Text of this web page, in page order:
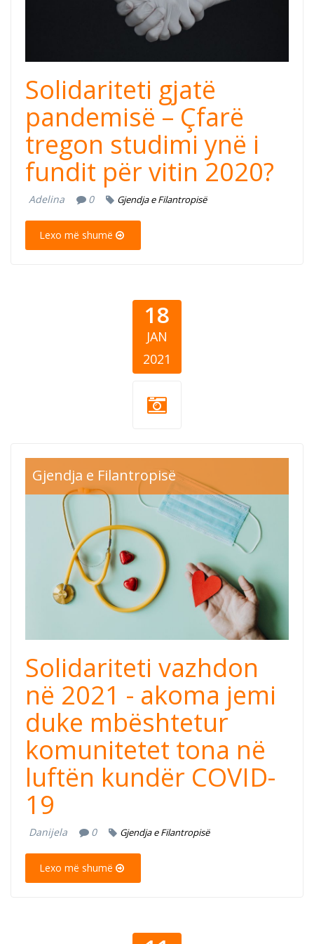
Solidariteti gjatë
pandemisë – Çfarë
tregon studimi ynë i
fundit për vitin 2020?
Adelina 0 Gjendja e Filantropisë
Lexo më shumë
18
JAN
2021
donacija-
koronavirus.jpg
Gjendja e Filantropisë
Solidariteti vazhdon
në 2021 - akoma jemi
duke mbështetur
komunitetet tona në
luftën kundër COVID-
19
Danijela 0 Gjendja e Filantropisë
Lexo më shumë